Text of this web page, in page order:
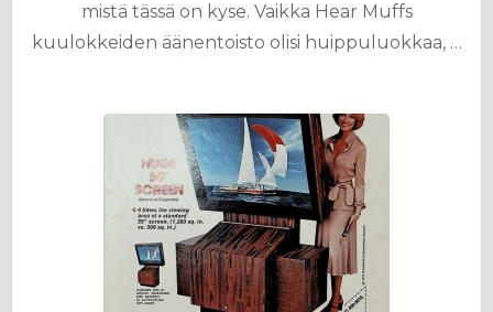
mistä tässä on kyse. Vaikka Hear Muffs
kuulokkeiden äänentoisto olisi huippuluokkaa, …